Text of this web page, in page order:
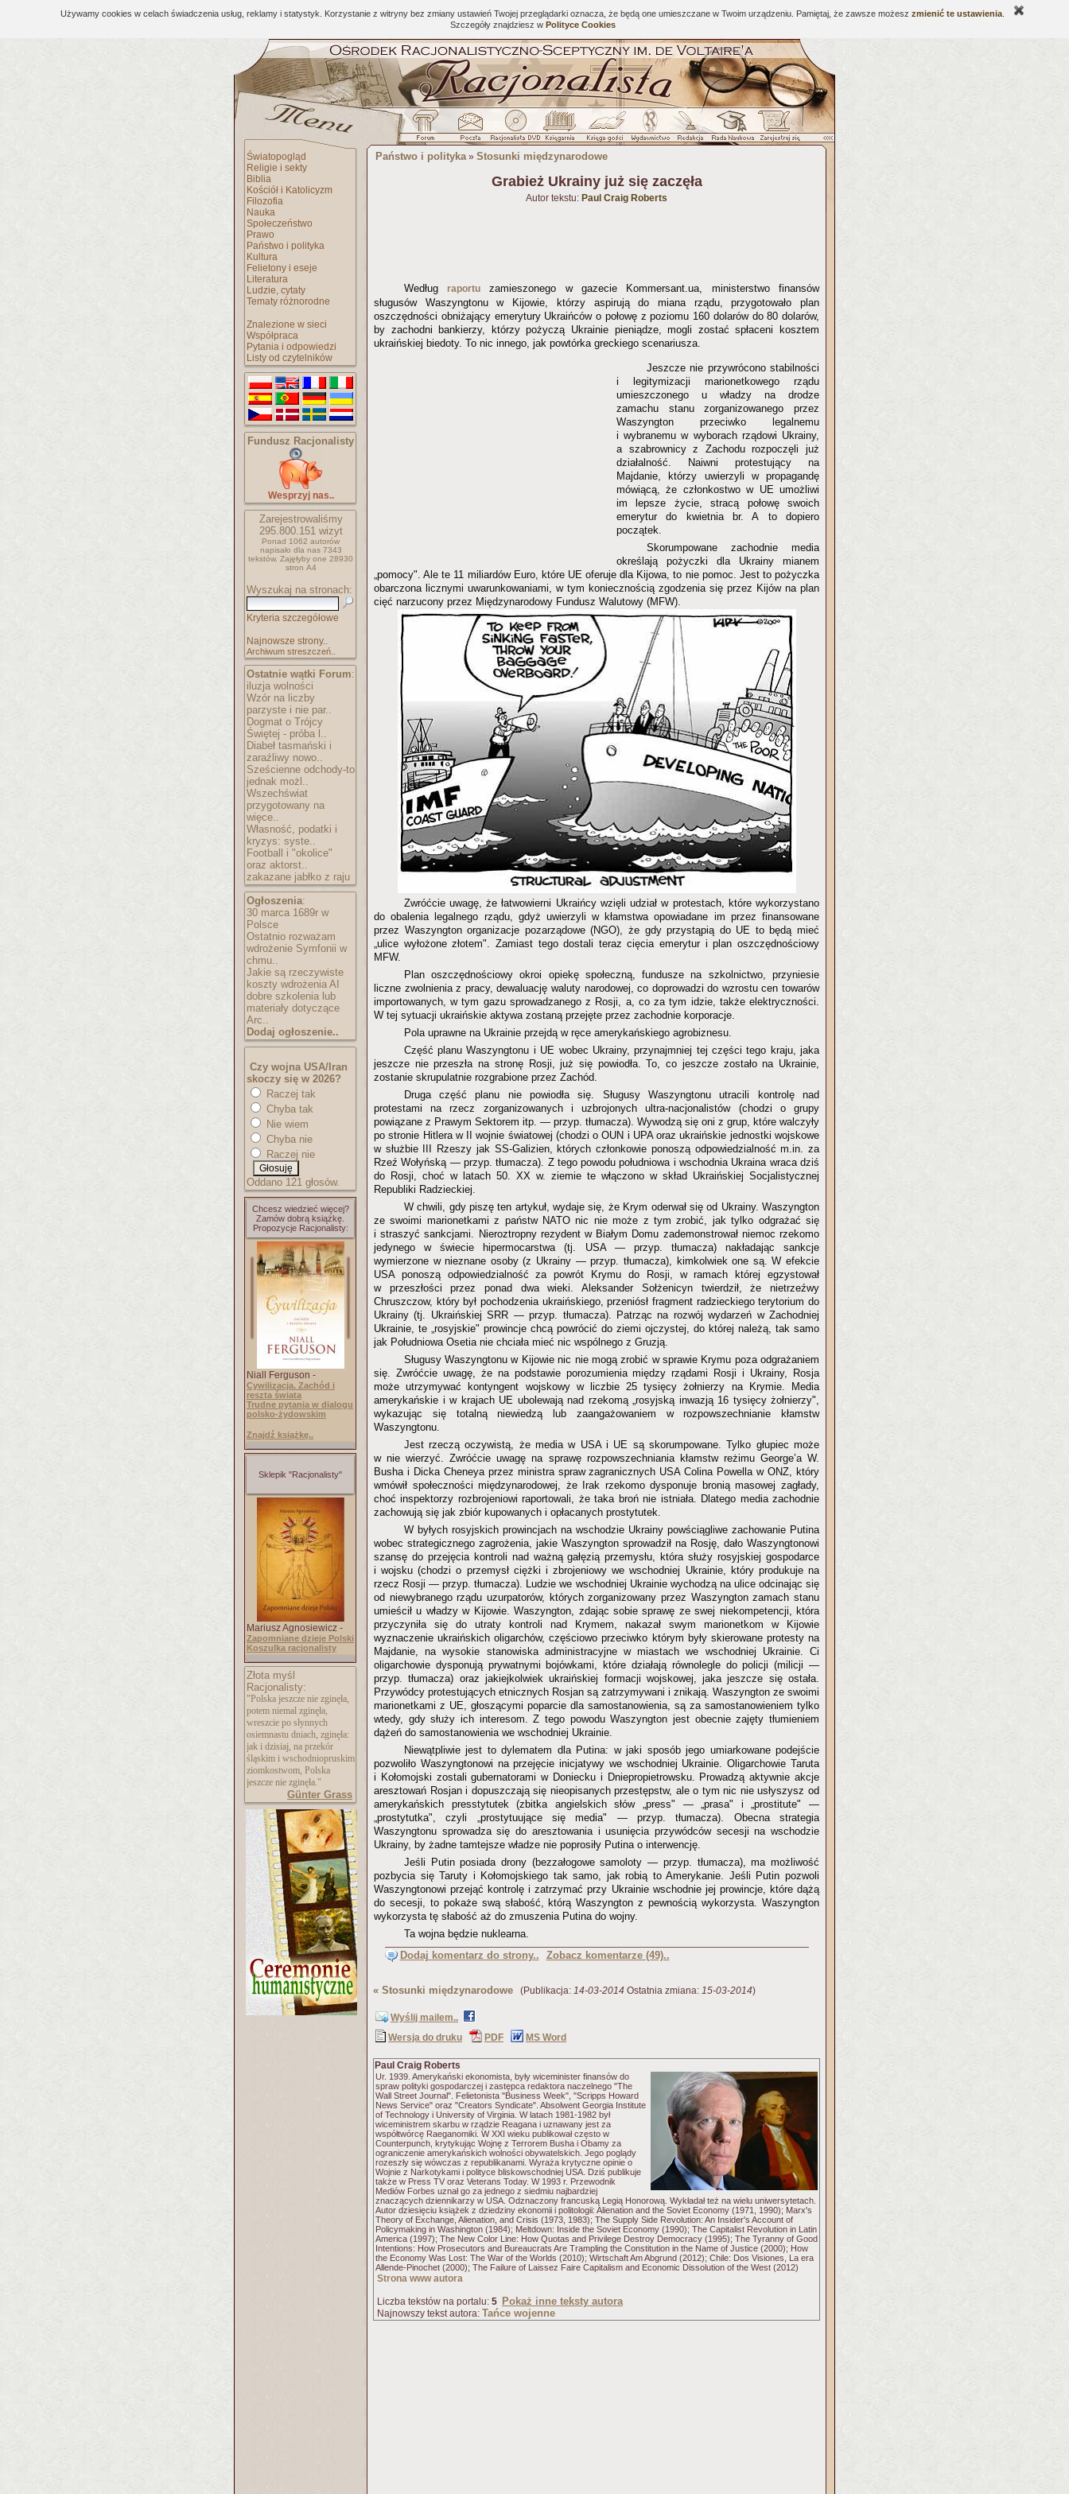
Używamy cookies w celach świadczenia usług, reklamy i statystyk. Korzystanie z witryny bez zmiany ustawień Twojej przeglądarki oznacza, że będą one umieszczane w Twoim urządzeniu. Pamiętaj, że zawsze możesz zmienić te ustawienia
Szczegóły znajdziesz w Polityce Cookies
Światopogląd
Religie i sekty
Biblia
Kościół i Katolicyzm
Filozofia
Nauka
Społeczeństwo
Prawo
Państwo i polityka
Kultura
Felietony i eseje
Literatura
Ludzie, cytaty
Tematy różnorodne
Znalezione w sieci
Współpraca
Pytania i odpowiedzi
Listy od czytelników
Fundusz Racjonalisty
Wesprzyj nas..
Zarejestrowaliśmy
295.800.151wizyt
Ponad 1062 autorów
napisało dla nas 7343
tekstów. Zajęłyby one 28930
stron A4
Wyszukaj na stronach:
Kryteria szczegółowe
Najnowsze strony..
Archiwum streszczeń..
Ostatnie wątki Forum:
iluzja wolności
Wzór na liczby
parzyste i nie par..
Dogmat o Trójcy
Świętej - próba l..
Diabeł tasmański i
zaraźliwy nowo..
Sześcienne odchody-to
jednak możl..
Wszechświat
przygotowany na
więce..
Własność, podatki i
kryzys: syste..
Football i "okolice"
oraz aktorst..
zakazane jabłko z raju
Ogłoszenia:
30 marca 1689r w
Polsce
Ostatnio rozważam
wdrożenie Symfonii w
chmu..
Jakie są rzeczywiste
koszty wdrożenia AI
dobre szkolenia lub
materiały dotyczące
Arc..
Dodaj ogłoszenie..
Czy wojna USA/Iran
skoczy się w 2026?
Raczej tak
Chyba tak
Nie wiem
Chyba nie
Raczej nie
Oddano 121 głosów.
Chcesz wiedzieć więcej?
Zamów dobrą książkę.
Propozycje Racjonalisty:
Niall Ferguson -
Cywilizacja. Zachód i
reszta świata
Trudne pytania w dialogu
polsko-żydowskim
Znajdź książkę..
Sklepik "Racjonalisty"
Mariusz Agnosiewicz -
Zapomniane dzieje Polski
Koszulka racjonalisty
Złota myśl
Racjonalisty:
"Polska jeszcze nie zginęła,
potem niemal zginęła,
wreszcie po słynnych
osiemnastu dniach, zginęła:
jak i dzisiaj, na przekór
śląskim i wschodniopruskim
ziomkostwom, Polska
jeszcze nie zginęła."
Günter Grass
Państwo i polityka» Stosunki międzynarodowe
Grabież Ukrainy już się zaczęła
Autor tekstu: Paul Craig Roberts
Wedługraportu zamieszonego w gazecie Kommersant.ua, ministerstwo finansów
sługusów Waszyngtonu w Kijowie, którzy aspirują do miana rządu, przygotowało plan
oszczędności obniżający emerytury Ukraińców o połowę z poziomu 160 dolarów do 80 dolarów,
by zachodni bankierzy, którzy pożyczą Ukrainie pieniądze, mogli zostać spłaceni kosztem
ukraińskiej biedoty. To nic innego, jak powtórka greckiego scenariusza.
Jeszcze nie przywrócono stabilności
i legitymizacji marionetkowego rządu
umieszczonego u władzy na drodze
zamachu stanu zorganizowanego przez
Waszyngton przeciwko legalnemu
i wybranemu w wyborach rządowi Ukrainy,
a szabrownicy z Zachodu rozpoczęli już
działalność. Naiwni protestujący na
Majdanie, którzy uwierzyli w propagandę
mówiącą, że członkostwo w UE umożliwi
im lepsze życie, stracą połowę swoich
emerytur do kwietnia br. A to dopiero
początek.
Skorumpowane zachodnie media
określają pożyczki dla Ukrainy mianem
„pomocy". Ale te 11 miliardów Euro, które UE oferuje dla Kijowa, to nie pomoc. Jest to pożyczka
obarczona licznymi uwarunkowaniami, w tym koniecznością zgodzenia się przez Kijów na plan
cięć narzucony przez Międzynarodowy Fundusz Walutowy (MFW).
Zwróćcie uwagę, że łatwowierni Ukraińcy wzięli udział w protestach, które wykorzystano
do obalenia legalnego rządu, gdyż uwierzyli w kłamstwa opowiadane im przez finansowane
przez Waszyngton organizacje pozarządowe (NGO), że gdy przystąpią do UE to będą mieć
„ulice wyłożone złotem". Zamiast tego dostali teraz cięcia emerytur i plan oszczędnościowy
MFW.
Plan oszczędnościowy okroi opiekę społeczną, fundusze na szkolnictwo, przyniesie
liczne zwolnienia z pracy, dewaluację waluty narodowej, co doprowadzi do wzrostu cen towarów
importowanych, w tym gazu sprowadzanego z Rosji, a, co za tym idzie, także elektryczności.
W tej sytuacji ukraińskie aktywa zostaną przejęte przez zachodnie korporacje.
Pola uprawne na Ukrainie przejdą w ręce amerykańskiego agrobiznesu.
Część planu Waszyngtonu i UE wobec Ukrainy, przynajmniej tej części tego kraju, jaka
jeszcze nie przeszła na stronę Rosji, już się powiodła. To, co jeszcze zostało na Ukrainie,
zostanie skrupulatnie rozgrabione przez Zachód.
Druga część planu nie powiodła się. Sługusy Waszyngtonu utracili kontrolę nad
protestami na rzecz zorganizowanych i uzbrojonych ultra-nacjonalistów (chodzi o grupy
powiązane z Prawym Sektorem itp. — przyp. tłumacza). Wywodzą się oni z grup, które walczyły
po stronie Hitlera w II wojnie światowej (chodzi o OUN i UPA oraz ukraińskie jednostki wojskowe
w służbie III Rzeszy jak SS-Galizien, których członkowie ponoszą odpowiedzialność m.in. za
Rzeź Wołyńską — przyp. tłumacza). Z tego powodu południowa i wschodnia Ukraina wraca dziś
do Rosji, choć w latach 50. XX w. ziemie te włączono w skład Ukraińskiej Socjalistycznej
Republiki Radzieckiej.
W chwili, gdy piszę ten artykuł, wydaje się, że Krym oderwał się od Ukrainy. Waszyngton
ze swoimi marionetkami z państw NATO nic nie może z tym zrobić, jak tylko odgrażać się
i straszyć sankcjami. Nieroztropny rezydent w Białym Domu zademonstrował niemoc rzekomo
jedynego w świecie hipermocarstwa (tj. USA — przyp. tłumacza) nakładając sankcje
wymierzone w nieznane osoby (z Ukrainy — przyp. tłumacza), kimkolwiek one są. W efekcie
USA ponoszą odpowiedzialność za powrót Krymu do Rosji, w ramach której egzystował
w przeszłości przez ponad dwa wieki. Aleksander Sołżenicyn twierdził, że nietrzeźwy
Chruszczow, który był pochodzenia ukraińskiego, przeniósł fragment radzieckiego terytorium do
Ukrainy (tj. Ukraińskiej SRR — przyp. tłumacza). Patrząc na rozwój wydarzeń w Zachodniej
Ukrainie, te „rosyjskie" prowincje chcą powrócić do ziemi ojczystej, do której należą, tak samo
jak Południowa Osetia nie chciała mieć nic wspólnego z Gruzją.
Sługusy Waszyngtonu w Kijowie nic nie mogą zrobić w sprawie Krymu poza odgrażaniem
się. Zwróćcie uwagę, że na podstawie porozumienia między rządami Rosji i Ukrainy, Rosja
może utrzymywać kontyngent wojskowy w liczbie 25 tysięcy żołnierzy na Krymie. Media
amerykańskie i w krajach UE ubolewają nad rzekomą „rosyjską inwazją 16 tysięcy żołnierzy",
wykazując się totalną niewiedzą lub zaangażowaniem w rozpowszechnianie kłamstw
Waszyngtonu.
Jest rzeczą oczywistą, że media w USA i UE są skorumpowane. Tylko głupiec może
w nie wierzyć. Zwróćcie uwagę na sprawę rozpowszechniania kłamstw reżimu George’a W.
Busha i Dicka Cheneya przez ministra spraw zagranicznych USA Colina Powella w ONZ, który
wmówił społeczności międzynarodowej, że Irak rzekomo dysponuje bronią masowej zagłady,
choć inspektorzy rozbrojeniowi raportowali, że taka broń nie istniała. Dlatego media zachodnie
zachowują się jak zbiór kupowanych i opłacanych prostytutek.
W byłych rosyjskich prowincjach na wschodzie Ukrainy powściągliwe zachowanie Putina
wobec strategicznego zagrożenia, jakie Waszyngton sprowadził na Rosję, dało Waszyngtonowi
szansę do przejęcia kontroli nad ważną gałęzią przemysłu, która służy rosyjskiej gospodarce
i wojsku (chodzi o przemysł ciężki i zbrojeniowy we wschodniej Ukrainie, który produkuje na
rzecz Rosji — przyp. tłumacza). Ludzie we wschodniej Ukrainie wychodzą na ulice odcinając się
od niewybranego rządu uzurpatorów, których zorganizowany przez Waszyngton zamach stanu
umieścił u władzy w Kijowie. Waszyngton, zdając sobie sprawę ze swej niekompetencji, która
przyczyniła się do utraty kontroli nad Krymem, nakazał swym marionetkom w Kijowie
wyznaczenie ukraińskich oligarchów, częściowo przeciwko którym były skierowane protesty na
Majdanie, na wysokie stanowiska administracyjne w miastach we wschodniej Ukrainie. Ci
oligarchowie dysponują prywatnymi bojówkami, które działają równolegle do policji (milicji —
przyp. tłumacza) oraz jakiejkolwiek ukraińskiej formacji wojskowej, jaka jeszcze się ostała.
Przywódcy protestujących etnicznych Rosjan są zatrzymywani i znikają. Waszyngton ze swoimi
marionetkami z UE, głoszącymi poparcie dla samostanowienia, są za samostanowieniem tylko
wtedy, gdy służy ich interesom. Z tego powodu Waszyngton jest obecnie zajęty tłumieniem
dążeń do samostanowienia we wschodniej Ukrainie.
Niewątpliwie jest to dylematem dla Putina: w jaki sposób jego umiarkowane podejście
pozwoliło Waszyngtonowi na przejęcie inicjatywy we wschodniej Ukrainie. Oligarchowie Taruta
i Kołomojski zostali gubernatorami w Doniecku i Dniepropietrowsku. Prowadzą aktywnie akcje
aresztowań Rosjan i dopuszczają się nieopisanych przestępstw, ale o tym nic nie usłyszysz od
amerykańskich presstytutek (zbitka angielskich słów „press" — „prasa" i „prostitute" —
„prostytutka", czyli „prostytuujące się media" — przyp. tłumacza). Obecna strategia
Waszyngtonu sprowadza się do aresztowania i usunięcia przywódców secesji na wschodzie
Ukrainy, by żadne tamtejsze władze nie poprosiły Putina o interwencję.
Jeśli Putin posiada drony (bezzałogowe samoloty — przyp. tłumacza), ma możliwość
pozbycia się Taruty i Kołomojskiego tak samo, jak robią to Amerykanie. Jeśli Putin pozwoli
Waszyngtonowi przejąć kontrolę i zatrzymać przy Ukrainie wschodnie jej prowincje, które dążą
do secesji, to pokaże swą słabość, którą Waszyngton z pewnością wykorzysta. Waszyngton
wykorzysta tę słabość aż do zmuszenia Putina do wojny.
Ta wojna będzie nuklearna.
Dodaj komentarz do strony..
Zobacz komentarze (49)..
« Stosunki międzynarodowe (Publikacja: 14-03-2014 Ostatnia zmiana: 15-03-2014)
Wyślij mailem..
Wersja do druku
PDF MS Word
Paul Craig Roberts
Ur. 1939. Amerykański ekonomista, były wiceminister finansów do
spraw polityki gospodarczej i zastępca redaktora naczelnego "The
Wall Street Journal". Felietonista "Business Week", "Scripps Howard
News Service" oraz "Creators Syndicate". Absolwent Georgia Institute
of Technology i University of Virginia. W latach 1981-1982 był
wiceministrem skarbu w rządzie Reagana i uznawany jest za
współtwórcę Raeganomiki. W XXI wieku publikował często w
Counterpunch, krytykując Wojnę z Terrorem Busha i Obamy za
ograniczenie amerykańskich wolności obywatelskich. Jego poglądy
rozeszły się wówczas z republikanami. Wyraża krytyczne opinie o
Wojnie z Narkotykami i polityce bliskowschodniej USA. Dziś publikuje
także w Press TV oraz Veterans Today. W 1993 r. Przewodnik
Mediów Forbes uznał go za jednego z siedmiu najbardziej
znaczących dziennikarzy w USA. Odznaczony francuską Legią Honorową. Wykładał też na wielu uniwersytetach.
Autor dziesięciu książek z dziedziny ekonomii i politologii: Alienation and the Soviet Economy (1971, 1990); Marx's
Theory of Exchange, Alienation, and Crisis (1973, 1983); The Supply Side Revolution: An Insider's Account of
Policymaking in Washington (1984); Meltdown: Inside the Soviet Economy (1990); The Capitalist Revolution in Latin
America (1997); The New Color Line: How Quotas and Privilege Destroy Democracy (1995); The Tyranny of Good
Intentions: How Prosecutors and Bureaucrats Are Trampling the Constitution in the Name of Justice (2000); How
the Economy Was Lost: The War of the Worlds (2010); Wirtschaft Am Abgrund (2012); Chile: Dos Visiones, La era
Allende-Pinochet (2000); The Failure of Laissez Faire Capitalism and Economic Dissolution of the West (2012)
Strona www autora
Liczba tekstów na portalu: 5 Pokaż inne teksty autora
Najnowszy tekst autora: Tańce wojenne